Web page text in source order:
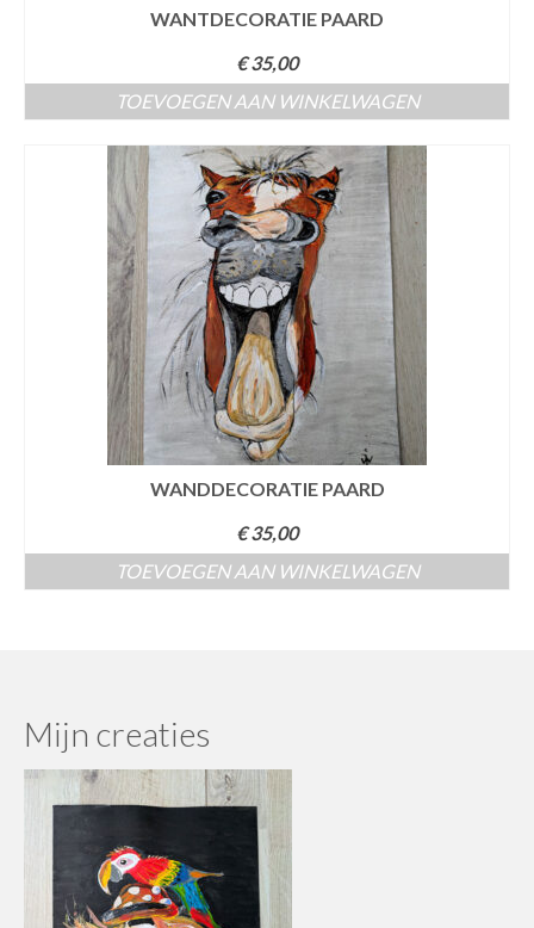
WANTDECORATIE PAARD
€35,00
TOEVOEGEN AAN WINKELWAGEN
WANDDECORATIE PAARD
€35,00
TOEVOEGEN AAN WINKELWAGEN
Mijn creaties